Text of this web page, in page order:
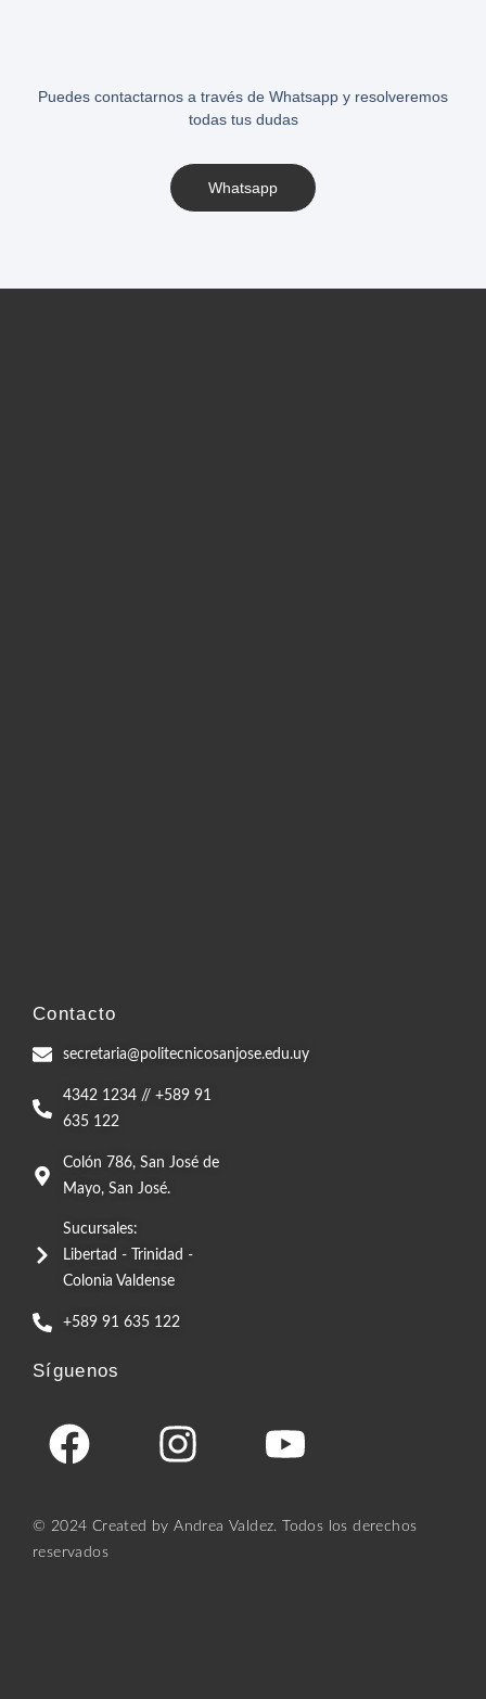
Puedes contactarnos a través de Whatsapp y resolveremos
todas tus dudas
Whatsapp
Contacto
secretaria@politecnicosanjose.edu.uy
4342 1234 // +589 91
635 122
Colón 786, San José de
Mayo, San José.
Sucursales:
Libertad - Trinidad -
Colonia Valdense
+589 91 635 122
Síguenos
© 2024 Created by Andrea Valdez. Todos los derechos
reservados